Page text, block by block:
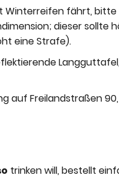
Winterreifen fährt,
dieser sollte
eine Strafe).
auf Freilandstraßen
trinken will, bestellt